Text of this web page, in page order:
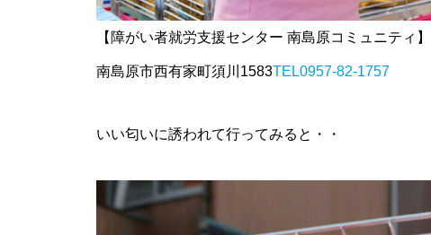
【障がい者就労支援センター 南島原コミュニティ】
南島原市西有家町須川1583TEL0957-82-1757
いい匂いに誘われて行ってみると・・